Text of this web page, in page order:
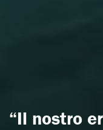
“Il nostro